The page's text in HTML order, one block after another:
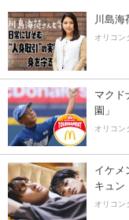
川島海
オリコン
マクド
園」
オリコン
イケメ
キュン
オリコン